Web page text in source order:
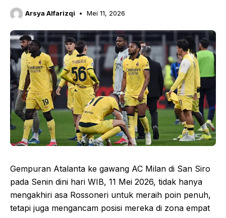
Arsya Alfarizqi Mei 11, 2026
Gempuran Atalanta ke gawang AC Milan di San Siro
pada Senin dini hari WIB, 11 Mei 2026, tidak hanya
mengakhiri asa Rossoneri untuk meraih poin penuh,
tetapi juga mengancam posisi mereka di zona empat